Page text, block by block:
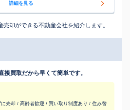
詳細を見る
却ができる不動産会社を紹介します。
接買取だから早くて簡単です。
売却 / 高齢者歓迎 / 買い取り制度あり / 住み替